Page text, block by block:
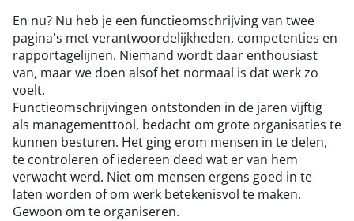
En nu? Nu heb je een functieomschrijving van twee
pagina's met verantwoordelijkheden, competenties en
rapportagelijnen. Niemand wordt daar enthousiast
van, maar we doen alsof het normaal is dat werk zo
voelt.
Functieomschrijvingen ontstonden in de jaren vijftig
als managementtool, bedacht om grote organisaties te
kunnen besturen. Het ging erom mensen in te delen,
te controleren of iedereen deed wat er van hem
verwacht werd. Niet om mensen ergens goed in te
laten worden of om werk betekenisvol te maken.
Gewoon om te organiseren.